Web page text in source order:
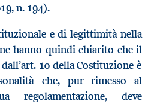
n. 194).
e di legittimità nella
hanno quindi chiarito che il
10 della Costituzione è
che, pur rimesso al
regolamentazione, deve